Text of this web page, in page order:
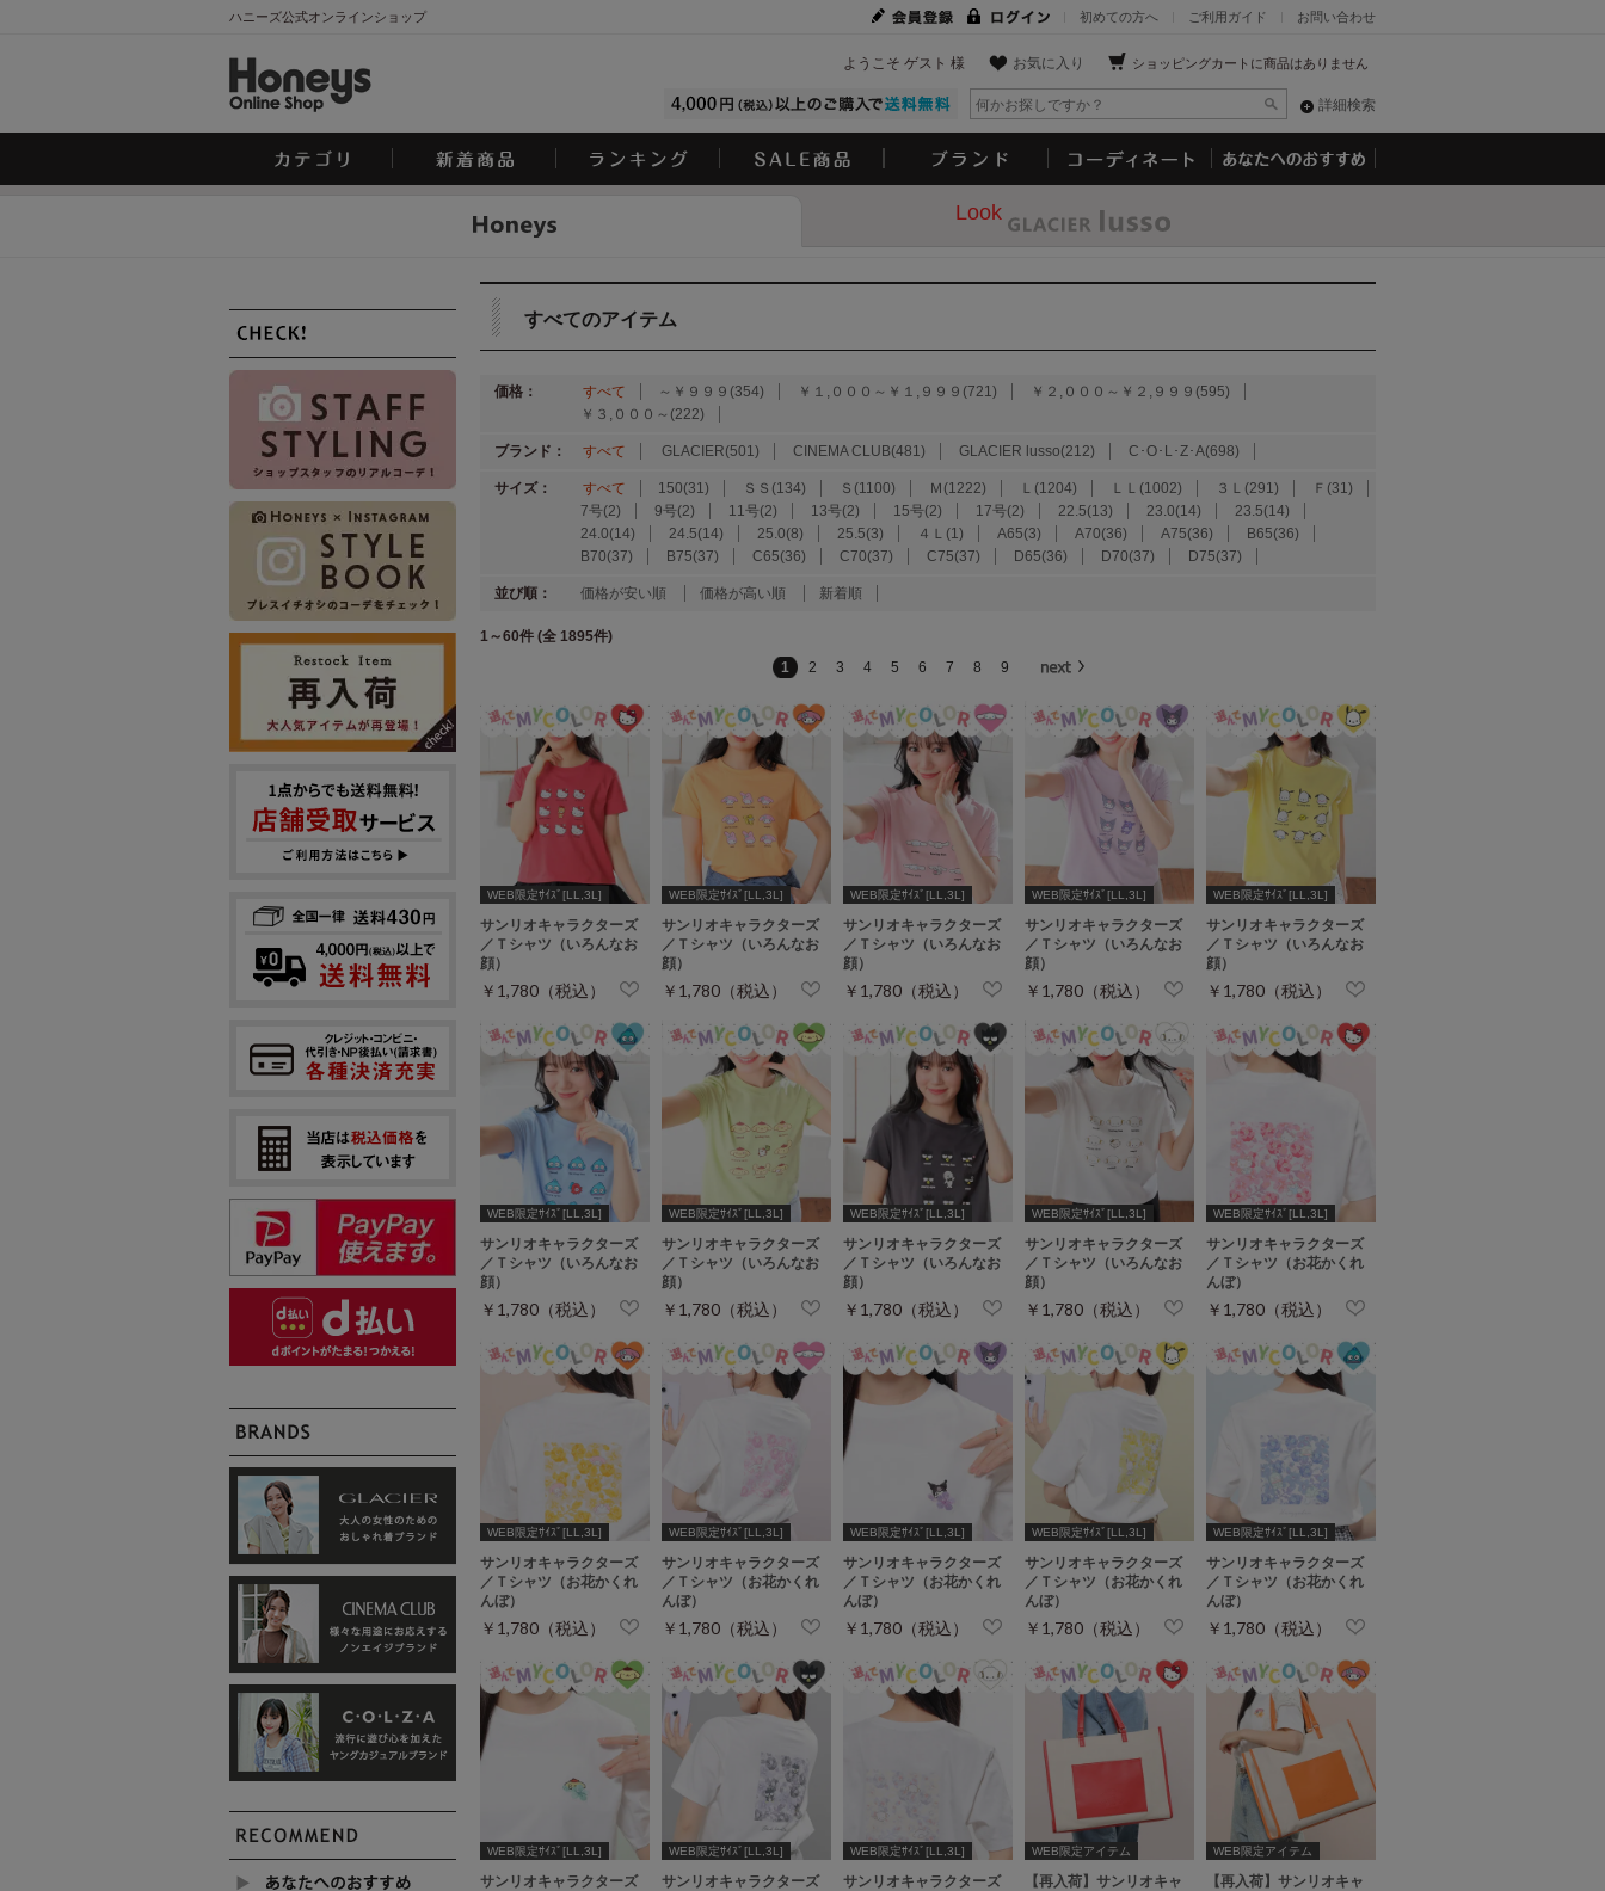
ハニーズ公式オンラインショップ お問い合わせ
ご利用ガイド
初めての方へ
ショッピングカートに商品はありません
お気に入り
ようこそ ゲスト 様
詳細検索
Look
すべてのアイテム
価格： すべて ～￥９９９(354) ￥１,０００～￥１,９９９(721)
￥２,０００～￥２,９９９(595)
￥３,０００～(222)
ブランド： すべて GLACIER(501) CINEMA CLUB(481) GLACIER lusso(212) C･O･L･Z･A(698)
サイズ： すべて 150(31) ＳＳ(134) Ｓ(1100) Ｍ(1222) Ｌ(1204) ＬＬ(1002) ３Ｌ(291)
Ｆ(31)
7号(2)
9号(2) 11号(2) 13号(2) 15号(2) 17号(2) 22.5(13) 23.0(14)
23.5(14)
24.0(14)
24.5(14) 25.0(8) 25.5(3) ４Ｌ(1) A65(3) A70(36) A75(36)
B65(36)
B70(37)
B75(37) C65(36) C70(37) C75(37) D65(36) D70(37) D75(37)
並び順： 価格が安い順 価格が高い順 新着順
1～60件 (全 1895件)
1
2 3 4 5 6 7 8 9
WEB限定ｻｲｽﾞ[LL,3L]
サンリオキャラクターズ
／Ｔシャツ（いろんなお
顔）
￥1,780（税込）
WEB限定ｻｲｽﾞ[LL,3L]
サンリオキャラクターズ
／Ｔシャツ（いろんなお
顔）
￥1,780（税込）
WEB限定ｻｲｽﾞ[LL,3L]
サンリオキャラクターズ
／Ｔシャツ（いろんなお
顔）
￥1,780（税込）
WEB限定ｻｲｽﾞ[LL,3L]
サンリオキャラクターズ
／Ｔシャツ（いろんなお
顔）
￥1,780（税込）
WEB限定ｻｲｽﾞ[LL,3L]
サンリオキャラクターズ
／Ｔシャツ（いろんなお
顔）
￥1,780（税込）
WEB限定ｻｲｽﾞ[LL,3L]
サンリオキャラクターズ
／Ｔシャツ（いろんなお
顔）
￥1,780（税込）
WEB限定ｻｲｽﾞ[LL,3L]
サンリオキャラクターズ
／Ｔシャツ（いろんなお
顔）
￥1,780（税込）
WEB限定ｻｲｽﾞ[LL,3L]
サンリオキャラクターズ
／Ｔシャツ（いろんなお
顔）
￥1,780（税込）
WEB限定ｻｲｽﾞ[LL,3L]
サンリオキャラクターズ
／Ｔシャツ（いろんなお
顔）
￥1,780（税込）
WEB限定ｻｲｽﾞ[LL,3L]
サンリオキャラクターズ
／Ｔシャツ（お花かくれ
んぼ）
￥1,780（税込）
WEB限定ｻｲｽﾞ[LL,3L]
サンリオキャラクターズ
／Ｔシャツ（お花かくれ
んぼ）
￥1,780（税込）
WEB限定ｻｲｽﾞ[LL,3L]
サンリオキャラクターズ
／Ｔシャツ（お花かくれ
んぼ）
￥1,780（税込）
WEB限定ｻｲｽﾞ[LL,3L]
サンリオキャラクターズ
／Ｔシャツ（お花かくれ
んぼ）
￥1,780（税込）
WEB限定ｻｲｽﾞ[LL,3L]
サンリオキャラクターズ
／Ｔシャツ（お花かくれ
んぼ）
￥1,780（税込）
WEB限定ｻｲｽﾞ[LL,3L]
サンリオキャラクターズ
／Ｔシャツ（お花かくれ
んぼ）
￥1,780（税込）
WEB限定ｻｲｽﾞ[LL,3L]
サンリオキャラクターズ
WEB限定ｻｲｽﾞ[LL,3L]
サンリオキャラクターズ
WEB限定ｻｲｽﾞ[LL,3L]
サンリオキャラクターズ
WEB限定アイテム
【再入荷】サンリオキャ
WEB限定アイテム
【再入荷】サンリオキャ